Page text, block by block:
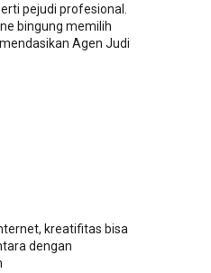
pejudi profesional.
bingung memilih
Agen Judi
kreatifitas bisa
dengan